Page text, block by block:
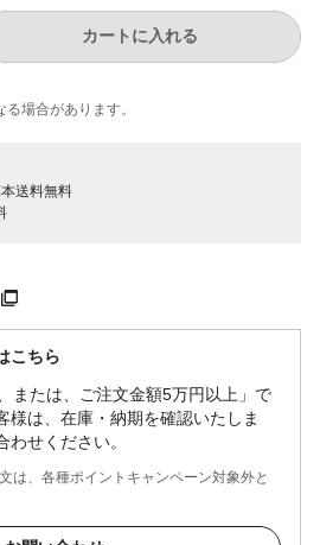
カートに入れる
場合が​あります。
送料無料
こちら
または、ご注文金額5万円以上」で
様は、在庫・納期を確認いたしま
せください。
は、各種ポイントキャンペーン対象外と